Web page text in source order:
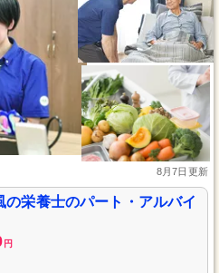
8月7日更新
栄養士のパート・アルバイ
円